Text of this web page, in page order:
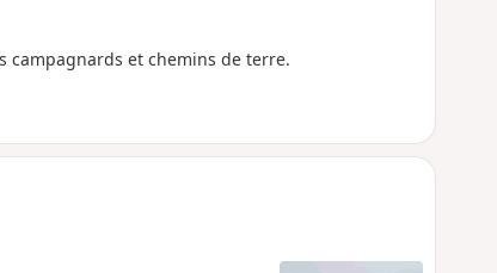
campagnards et chemins de terre.